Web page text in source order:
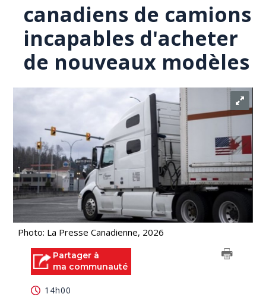
canadiens de camions
incapables d'acheter
de nouveaux modèles
Photo: La Presse Canadienne, 2026
Partager à
ma communauté
14h00